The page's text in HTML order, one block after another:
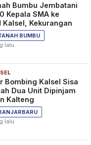
Bumbu Jembatani
Kepala SMA ke
Kalsel, Kekurangan
BUMBU
lalu
Bombing Kalsel Sisa
Dua Unit Dipinjam
Kalteng
lalu